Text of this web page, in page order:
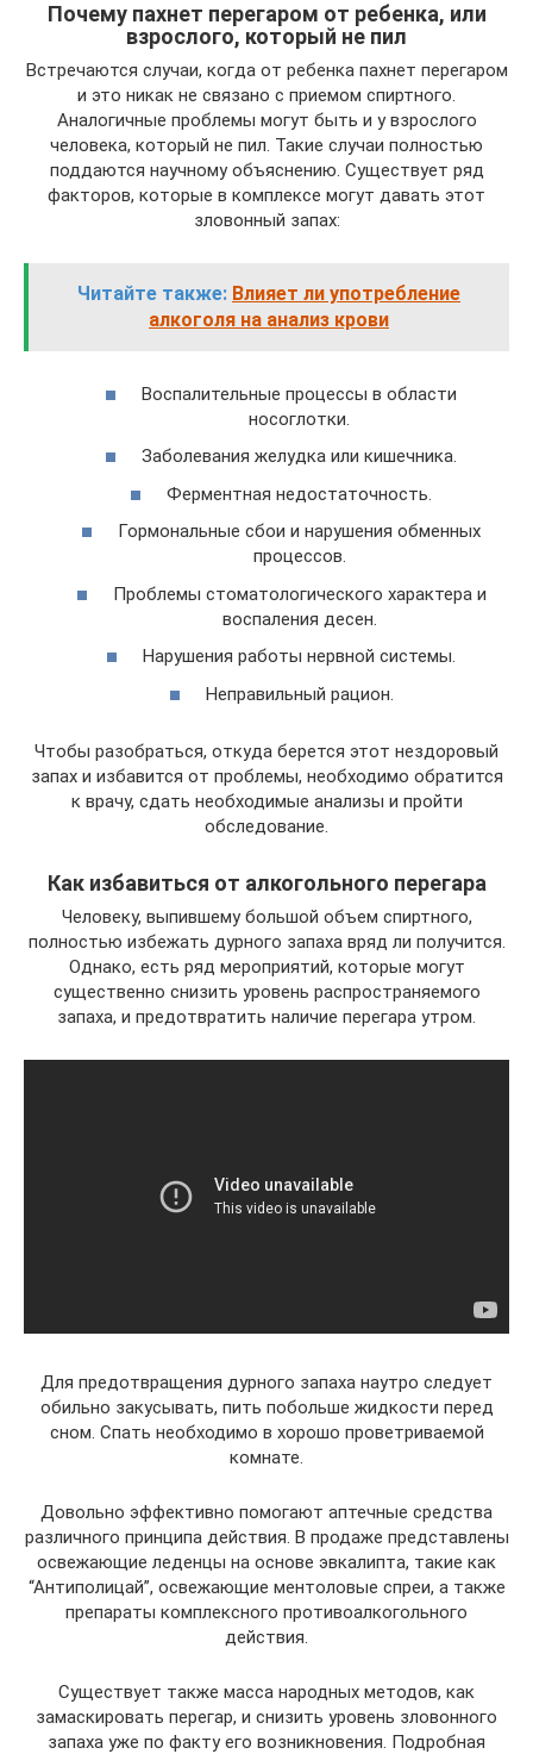
Почему пахнет перегаром от ребенка, или
взрослого, который не пил
Встречаются случаи, когда от ребенка пахнет перегаром
и это никак не связано с приемом спиртного.
Аналогичные проблемы могут быть и у взрослого
человека, который не пил. Такие случаи полностью
поддаются научному объяснению. Существует ряд
факторов, которые в комплексе могут давать этот
зловонный запах:
Читайте также: Влияет ли употребление
алкоголя на анализ крови
Воспалительные процессы в области
носоглотки.
Заболевания желудка или кишечника.
Ферментная недостаточность.
Гормональные сбои и нарушения обменных
процессов.
Проблемы стоматологического характера и
воспаления десен.
Нарушения работы нервной системы.
Неправильный рацион.
Чтобы разобраться, откуда берется этот нездоровый
запах и избавится от проблемы, необходимо обратится
к врачу, сдать необходимые анализы и пройти
обследование.
Как избавиться от алкогольного перегара
Человеку, выпившему большой объем спиртного,
полностью избежать дурного запаха вряд ли получится.
Однако, есть ряд мероприятий, которые могут
существенно снизить уровень распространяемого
запаха, и предотвратить наличие перегара утром.
Для предотвращения дурного запаха наутро следует
обильно закусывать, пить побольше жидкости перед
сном. Спать необходимо в хорошо проветриваемой
комнате.
Довольно эффективно помогают аптечные средства
различного принципа действия. В продаже представлены
освежающие леденцы на основе эвкалипта, такие как
“Антиполицай”, освежающие ментоловые спреи, а также
препараты комплексного противоалкогольного
действия.
Существует также масса народных методов, как
замаскировать перегар, и снизить уровень зловонного
запаха уже по факту его возникновения. Подробная